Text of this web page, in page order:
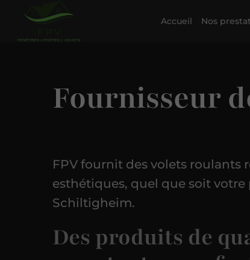
Accueil Nos
Fournisseur
FPV fournit des volets roulants
esthétiques, quel que soit votre
Schiltigheim.
Des produits de